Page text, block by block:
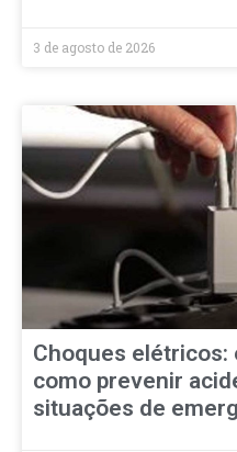
3 de agosto de 2026
Choques
como prevenir
situações de